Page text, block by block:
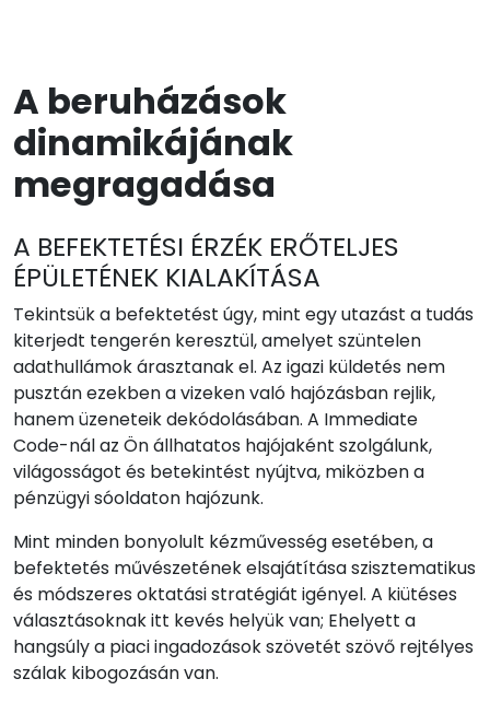
A beruházások
dinamikájának
megragadása
A BEFEKTETÉSI ÉRZÉK ERŐTELJES
ÉPÜLETÉNEK KIALAKÍTÁSA
Tekintsük a befektetést úgy, mint egy utazást a tudás
kiterjedt tengerén keresztül, amelyet szüntelen
adathullámok árasztanak el. Az igazi küldetés nem
pusztán ezekben a vizeken való hajózásban rejlik,
hanem üzeneteik dekódolásában. A Immediate
Code-nál az Ön állhatatos hajójaként szolgálunk,
világosságot és betekintést nyújtva, miközben a
pénzügyi sóoldaton hajózunk.
Mint minden bonyolult kézművesség esetében, a
befektetés művészetének elsajátítása szisztematikus
és módszeres oktatási stratégiát igényel. A kiütéses
választásoknak itt kevés helyük van; Ehelyett a
hangsúly a piaci ingadozások szövetét szövő rejtélyes
szálak kibogozásán van.